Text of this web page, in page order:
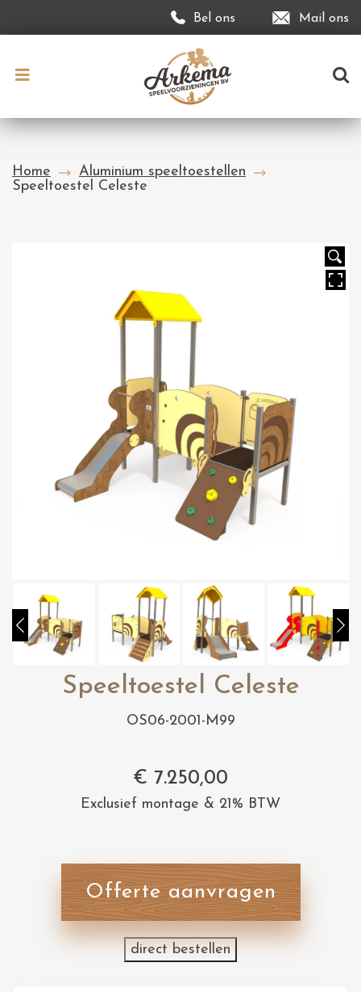
Bel ons Mail ons
Home
Aluminium speeltoestellen
Speeltoestel Celeste
Speeltoestel Celeste
OS06-2001-M99
€ 7.250,00
Exclusief montage & 21% BTW
Offerte aanvragen
direct bestellen